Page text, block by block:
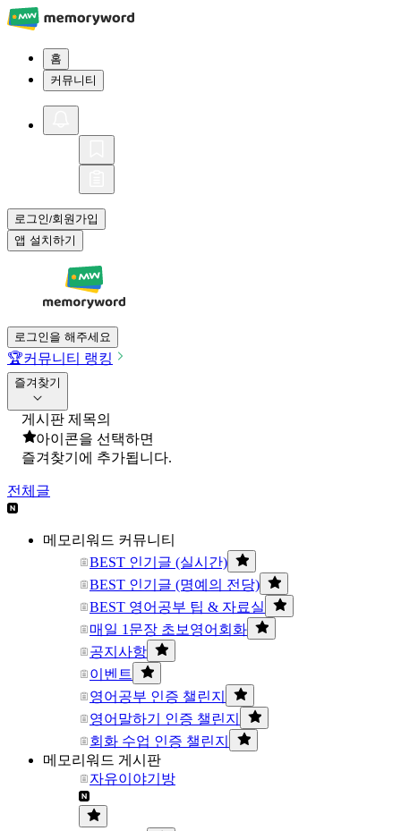
홈
커뮤니티
로그인/회원가입
앱 설치하기
로그인을 해주세요
🏆커뮤니티 랭킹
즐겨찾기
게시판 제목의
아이콘을 선택하면
즐겨찾기에 추가됩니다.
전체글
메모리워드 커뮤니티
BEST 인기글 (실시간)
BEST 인기글 (명예의 전당)
BEST 영어공부 팁 & 자료실
매일 1문장 초보영어회화
공지사항
이벤트
영어공부 인증 챌린지
영어말하기 인증 챌린지
회화 수업 인증 챌린지
메모리워드 게시판
자유이야기방